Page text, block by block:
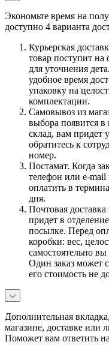
Экономьте время на
доступно 4 варианта
Курьерская
товар поступит на
для уточнения
удобное время
упаковку на
комплектации.
Самовывоз из
выбора появится в
склад, вам придет
обратитесь к
номер.
Постамат. Когда
телефон или e-
оплатить в
дня.
Почтовая доставка
придет в
посылке. Перед
коробки: вес,
самостоятельно
Один заказ может
его стоимость не
Дополнительная
магазине, доставке или
Поможет вам ответить